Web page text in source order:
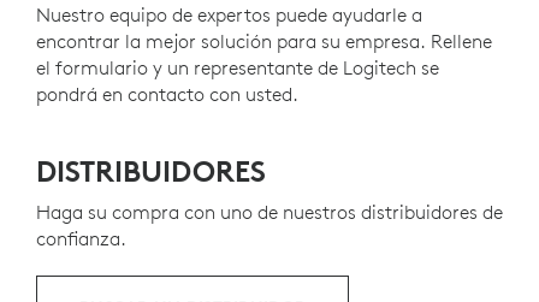
Nuestro equipo de expertos puede ayudarle a
encontrar la mejor solución para su empresa. Rellene
el formulario y un representante de Logitech se
pondrá en contacto con usted.
DISTRIBUIDORES
Haga su compra con uno de nuestros distribuidores de
confianza.